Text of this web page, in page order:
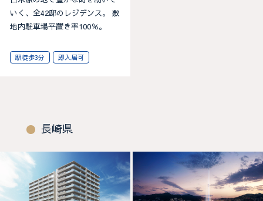
いく、全42邸のレジデンス。 敷
地内駐車場平置き率100％。
駅徒歩3分 即入居可
長崎県